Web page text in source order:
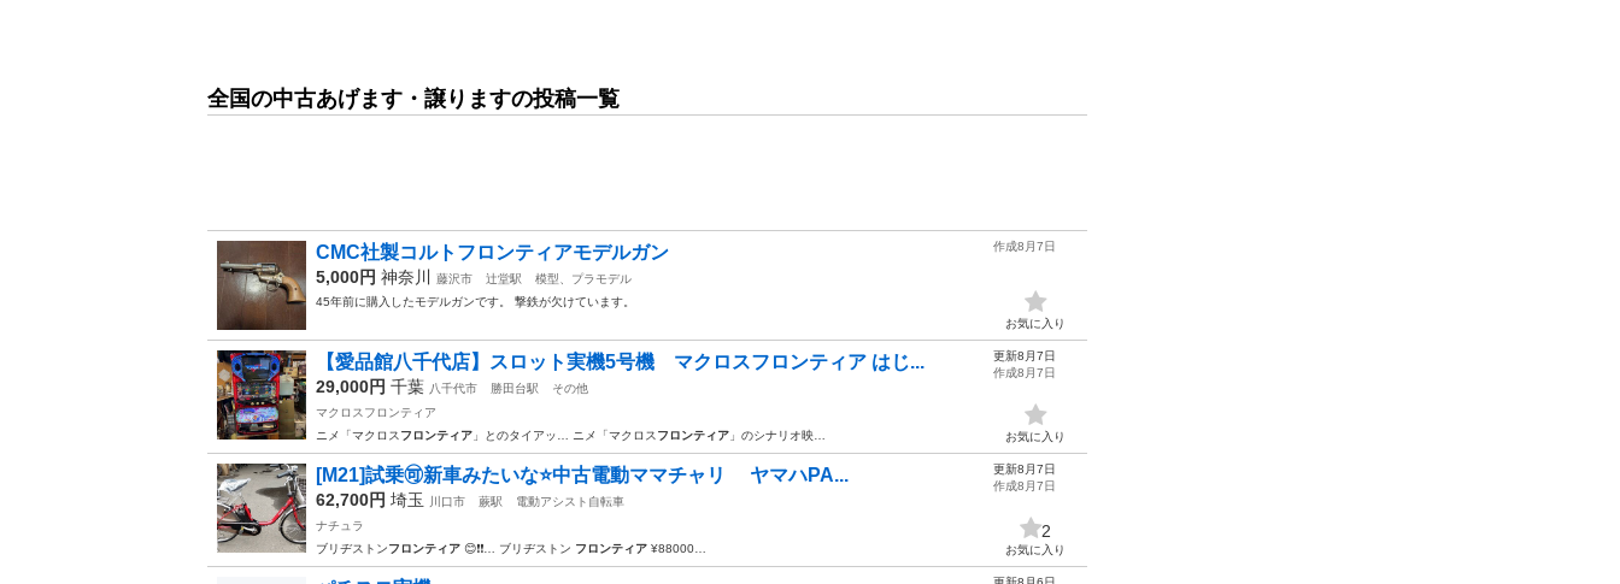
全国の中古あげます・譲りますの投稿一覧
CMC社製コルトフロンティアモデルガン
5,000円 神奈川 藤沢市 辻堂駅
模型、プラモデル
45年前に購入したモデルガンです。 撃鉄が欠けています。
作成8月7日
お気に入り
【愛品館八千代店】スロット実機5号機 マクロスフロンティア はじ...
29,000円 千葉 八千代市 勝田台駅
その他
マクロスフロンティア
ニメ「マクロス フロンティア 」とのタイアッ… ニメ「マクロス フロンティア 」のシナリオ映…
更新8月7日
作成8月7日
お気に入り
[M21]試乗🉑新車みたいな⭐️中古電動ママチャリ ヤマハPA...
62,700円 埼玉 川口市 蕨駅
電動アシスト自転車
ナチュラ
ブリヂストンフロンティア 😊❗️❗️… ブリヂストン フロンティア ¥88000…
更新8月7日
作成8月7日
2
お気に入り